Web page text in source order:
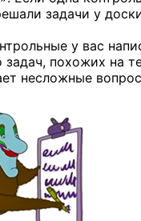
задачи у
у вас
похожих на
несложные